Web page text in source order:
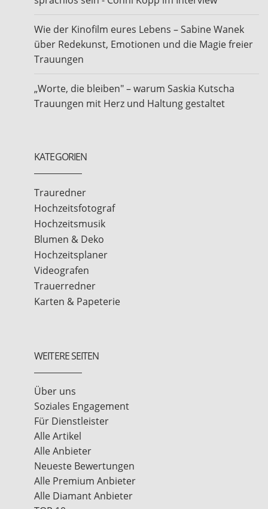
Wie der Kinofilm eures Lebens – Sabine Wanek
über Redekunst, Emotionen und die Magie freier
Trauungen
„Worte, die bleiben" – warum Saskia Kutscha
Trauungen mit Herz und Haltung gestaltet
KATEGORIEN
Trauredner
Hochzeitsfotograf
Hochzeitsmusik
Blumen & Deko
Hochzeitsplaner
Videografen
Trauerredner
Karten & Papeterie
WEITERE SEITEN
Über uns
Soziales Engagement
Für Dienstleister
Alle Artikel
Alle Anbieter
Neueste Bewertungen
Alle Premium Anbieter
Alle Diamant Anbieter